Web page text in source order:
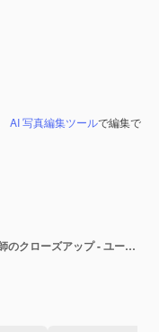
AI 写真編集ツールで編集で
カーボンピーリングを手作りする美容師のクローズアップ - ユーモア